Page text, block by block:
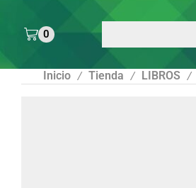
0
Inicio / Tienda / LIBROS /